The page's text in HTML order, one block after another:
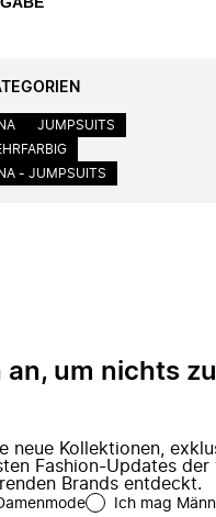
JUMPSUITS
- JUMPSUITS
an, um nichts zu
neue Kollektionen,
Fashion-Updates
Brands entdeckt.
Ich mag